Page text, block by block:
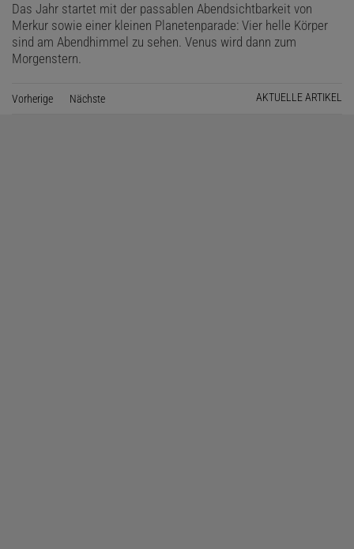
Das Jahr startet mit der passablen Abendsichtbarkeit von
Merkur sowie einer kleinen Planetenparade: Vier helle Körper
sind am Abendhimmel zu sehen. Venus wird dann zum
Morgenstern.
Vorherige SeiteNächste AKTUELLE ARTIKEL